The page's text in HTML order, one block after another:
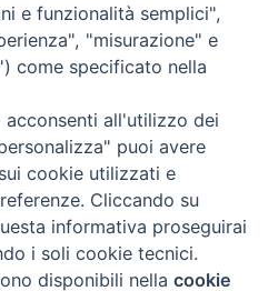
Tutti i diritti riservati - Vita
Torna
Preferenze Cookie
e funzionalità semplici",
"misurazione" e
come specificato nella
all'utilizzo dei
puoi avere
cookie utilizzati e
Cliccando su
informativa proseguirai
i soli cookie tecnici.
disponibili nellacookie